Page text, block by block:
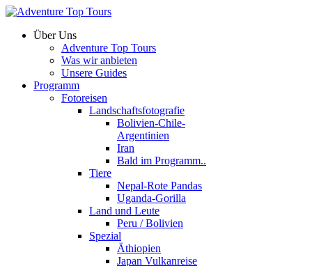
Über Uns
Adventure Top Tours
Was wir anbieten
Unsere Guides
Programm
Fotoreisen
Landschaftsfotografie
Bolivien-Chile-
Argentinien
Iran
Bald im Programm..
Tiere
Nepal-Rote Pandas
Uganda-Gorilla
Land und Leute
Peru / Bolivien
Spezial
Äthiopien
Japan Vulkanreise